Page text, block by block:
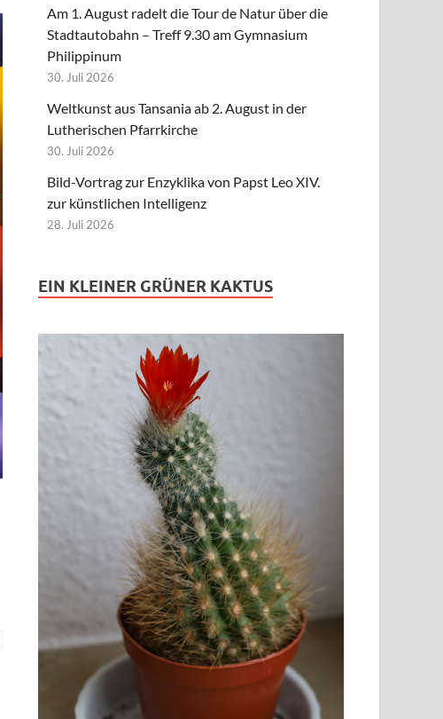
Am 1. August radelt die Tour de Natur über die
Stadtautobahn – Treff 9.30 am Gymnasium
Philippinum
30. Juli 2026
Weltkunst aus Tansania ab 2. August in der
Lutherischen Pfarrkirche
30. Juli 2026
Bild-Vortrag zur Enzyklika von Papst Leo XIV.
zur künstlichen Intelligenz
28. Juli 2026
EIN KLEINER GRÜNER KAKTUS